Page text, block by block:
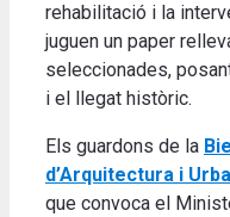
rehabilitació i la
juguen un paper
seleccionades,
i el llegat històric.
Els guardons de la
d’Arquitectura i
que convoca el